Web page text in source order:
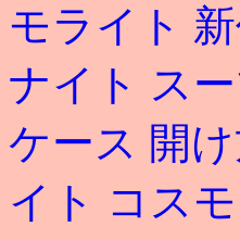
モライト
ナイト ス
ケース 開
イト コス